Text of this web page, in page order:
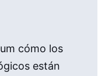
cómo los
están